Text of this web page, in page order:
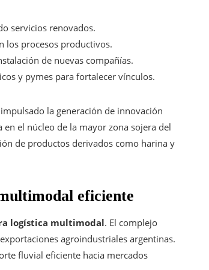
servicios renovados.
los procesos productivos.
de nuevas compañías.
y pymes para fortalecer vínculos.
la generación de innovación
el núcleo de la mayor zona sojera del
de productos derivados como harina y
eficiente
logística multimodal. El complejo
agroindustriales argentinas.
fluvial eficiente hacia mercados